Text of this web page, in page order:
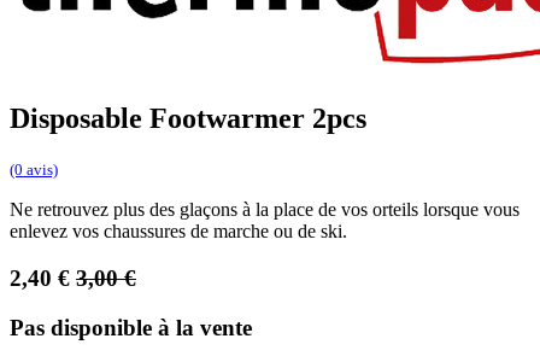
Disposable Footwarmer 2pcs
(0 avis)
Ne retrouvez plus des glaçons à la place de vos orteils lorsque vous
enlevez vos chaussures de marche ou de ski.
2,40 € 3,00€
Pas disponible à la vente